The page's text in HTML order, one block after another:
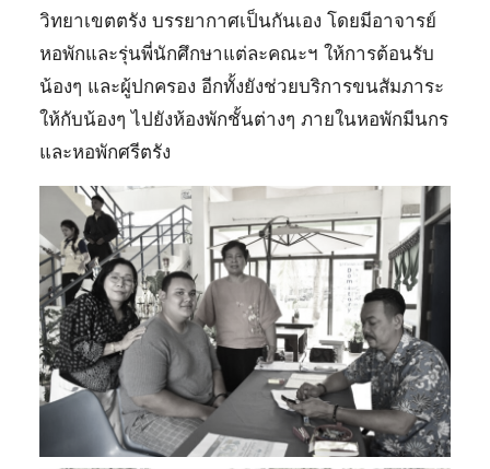
วิทยาเขตตรัง บรรยากาศเป็นกันเอง โดยมีอาจารย์
หอพักและรุ่นพี่นักศึกษาแต่ละคณะฯ ให้การต้อนรับ
น้องๆ และผู้ปกครอง อีกทั้งยังช่วยบริการขนสัมภาระ
ให้กับน้องๆ ไปยังห้องพักชั้นต่างๆ ภายในหอพักมีนกร
และหอพักศรีตรัง